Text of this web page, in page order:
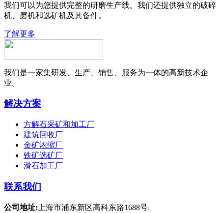
我们可以为您提供完整的研磨生产线。我们还提供独立的破碎
机、磨机和选矿机及其备件。
了解更多
我们是一家集研发、生产、销售、服务为一体的高新技术企
业。
解决方案
方解石采矿和加工厂
建筑回收厂
金矿浓缩厂
铁矿选矿厂
滑石加工厂
联系我们
公司地址: 上海市浦东新区高科东路1688号.